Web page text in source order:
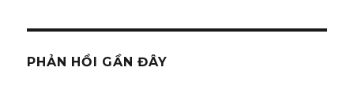
PHẢN HỒI GẦN ĐÂY